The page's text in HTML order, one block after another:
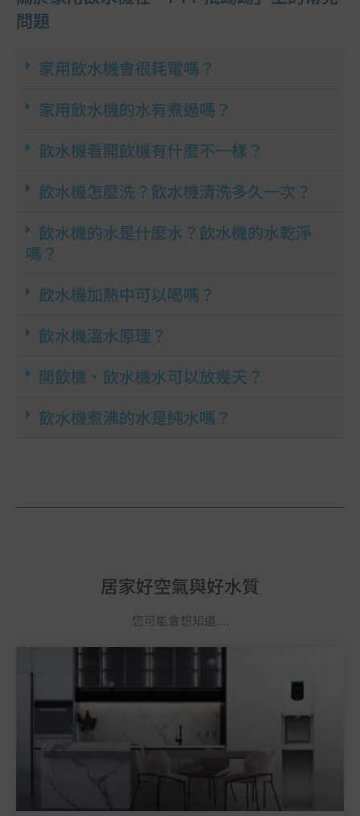
問題
家用飲水機會很耗電嗎？​
家用飲水機的水有煮過嗎？​
飲水機看開飲機有什麼不一樣？
飲水機怎麼洗？飲水機清洗多久一次？
飲水機的水是什麼水？飲水機的水乾淨
嗎？
飲水機加熱中可以喝嗎？
飲水機溫水原理？
開飲機、飲水機水可以放幾天？
飲水機煮沸的水是純水嗎？
居家好空氣與好水質
您可能會想知道....